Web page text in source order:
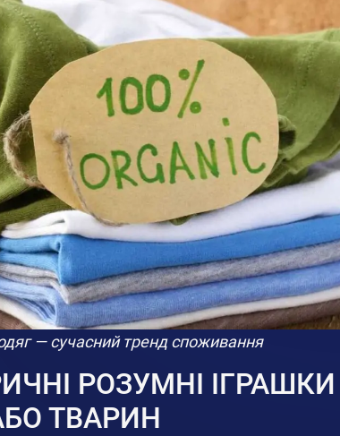
— сучасний тренд споживання
РОЗУМНІ
ТВАРИН